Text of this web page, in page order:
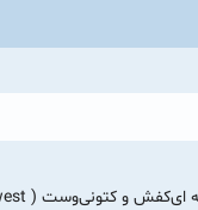
ایکفش و کتونیوست ( west ) مردانه